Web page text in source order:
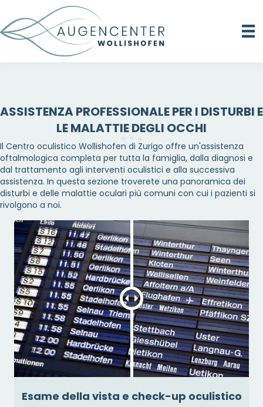
ASSISTENZA PROFESSIONALE PER I DISTURBI E
LE MALATTIE DEGLI OCCHI
Il Centro oculistico Wollishofen di Zurigo offre un'assistenza
oftalmologica completa per tutta la famiglia, dalla diagnosi e
dal trattamento agli interventi oculistici e alla successiva
assistenza. In questa sezione troverete una panoramica dei
disturbi e delle malattie oculari più comuni con cui i pazienti si
rivolgono a noi.
Esame della vista e check-up oculistico